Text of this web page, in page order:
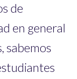
de
en general
sabemos